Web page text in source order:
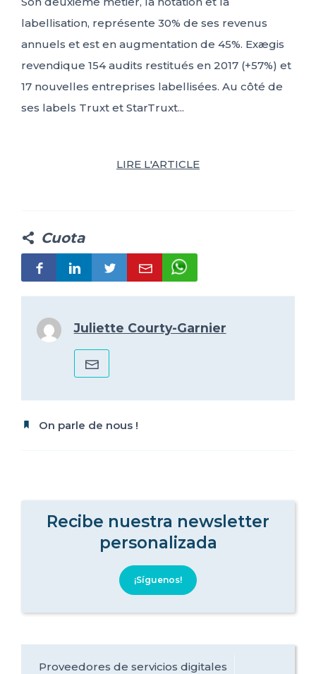
labellisation, représente 30% de ses revenus
annuels et est en augmentation de 45%. Exægis
revendique 154 audits restitués en 2017 (+57%) et
17 nouvelles entreprises labellisées. Au côté de
ses labels Truxt et StarTruxt...
LIRE L'ARTICLE
Cuota
Juliette Courty-Garnier
On parle de nous !
Recibe nuestra newsletter
personalizada
¡Síguenos!
Proveedores de servicios digitales